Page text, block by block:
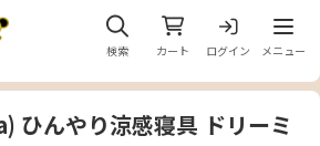
検索 カート ログイン
メニ
メニュー
んやり涼感寝具 ドリーミ